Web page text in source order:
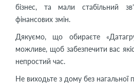
бізнес, та мали стабільний
фінансових змін.
Дякуємо, що обираєте
можливе, щоб забезпечити вас
непростий час.
Не виходьте з дому без нагальної